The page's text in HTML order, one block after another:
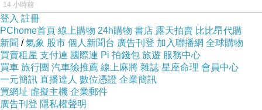
也沒有交出去的情書
後來我們都長大了
有人說
青春沒有被浪費
只是用了錯的方式記錄
之谷」裡——
14 小時前
登入 註冊
PChome首頁 線上購物 24h購物 書店 露天拍賣 比比昂代購
新聞 /氣象 股市 個人新聞台 廣告刊登 加入聯播網 全球購物
買賣租屋 支付連 國際連 Pi 拍錢包 旅遊 服務中心
買車 旅行團 汽車險推薦 線上麻將 雜誌 星座命理 會員中心
一元簡訊 直播達人 數位憑證 企業簡訊
買網址 虛擬主機 企業郵件
廣告刊登 隱私權聲明